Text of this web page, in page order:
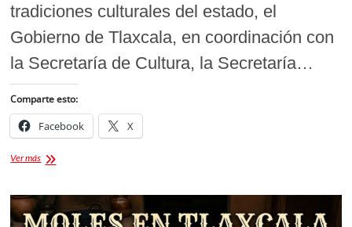
tradiciones culturales del estado, el
Gobierno de Tlaxcala, en coordinación con
la Secretaría de Cultura, la Secretaría…
Comparte esto:
Facebook X
Ver másApoyos
las
Camadas